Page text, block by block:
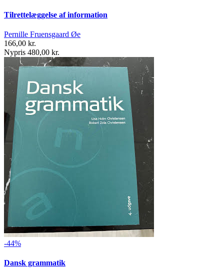
Tilrettelæggelse af information
Pernille Fruensgaard Øe
166,00 kr.
Nypris 480,00 kr.
-44%
Dansk grammatik